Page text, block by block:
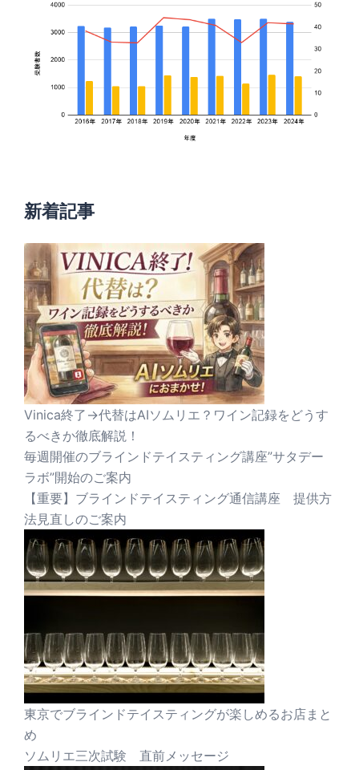
新着記事
Vinica終了→代替はAIソムリエ？ワイン記録をどうす
るべきか徹底解説！
毎週開催のブラインドテイスティング講座”サタデー
ラボ”開始のご案内
【重要】ブラインドテイスティング通信講座 提供方
法見直しのご案内
東京でブラインドテイスティングが楽しめるお店まと
め
ソムリエ三次試験 直前メッセージ